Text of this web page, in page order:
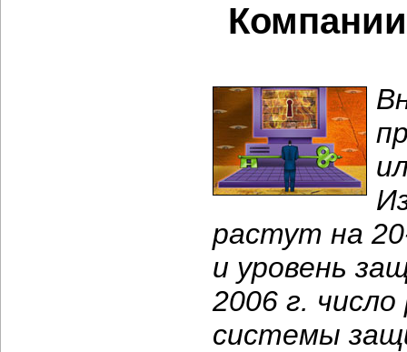
растут на
и уровень
2006 г.
системы